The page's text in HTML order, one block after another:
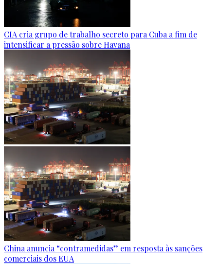
CIA cria grupo de trabalho secreto para Cuba a fim de
intensificar a pressão sobre Havana
China anuncia “contramedidas” em resposta às sanções
comerciais dos EUA